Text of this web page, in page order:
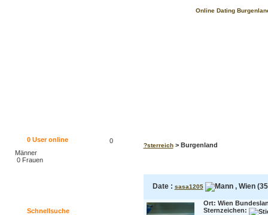
Online Dating
0User online
0
Männer
0 Frauen
Schnellsuche
?sterreich> Burgenland
Date : sasa1205 , Wien
Ort: Wien
Sternzeichen: